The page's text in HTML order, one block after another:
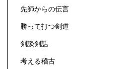
先師からの伝言
勝って打つ剣道
剣談剣話
考える稽古